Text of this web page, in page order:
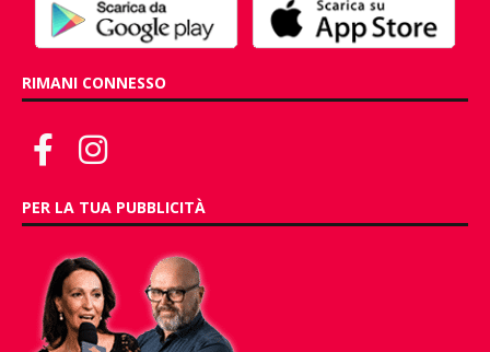
RIMANI CONNESSO
PER LA TUA PUBBLICITÀ